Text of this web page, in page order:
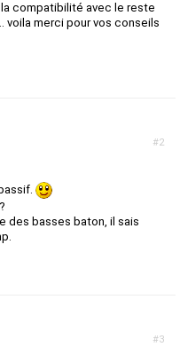
la compatibilité avec le reste
voila merci pour vos conseils
#2
des basses baton, il sais
#3